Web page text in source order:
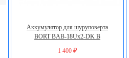
Аккумулятор для шуруповерта
BORT BAB-18Uх2-DK В
1 400 ₽